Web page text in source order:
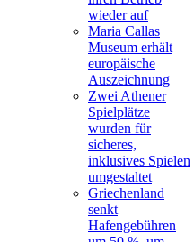
wieder auf
Maria Callas
Museum erhält
europäische
Auszeichnung
Zwei Athener
Spielplätze
wurden für
sicheres,
inklusives Spielen
umgestaltet
Griechenland
senkt
Hafengebühren